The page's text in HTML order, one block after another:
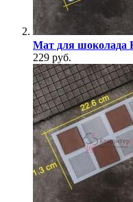
Мат для шоколада
229 руб.